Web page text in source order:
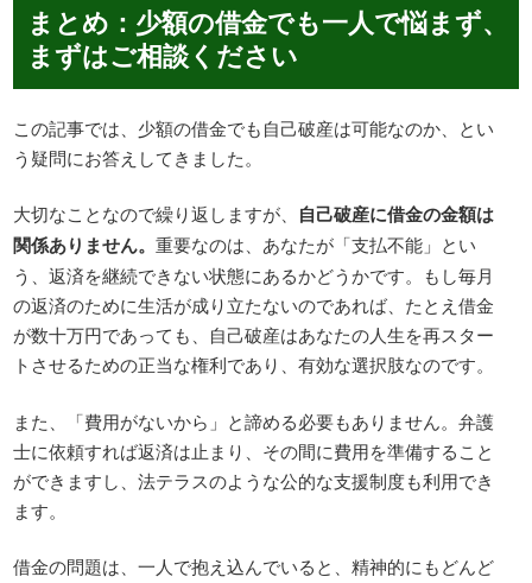
まとめ：少額の借金でも一人で悩まず、
まずはご相談ください
この記事では、少額の借金でも自己破産は可能なのか、とい
う疑問にお答えしてきました。
大切なことなので繰り返しますが、 自己破産に借金の金額は
関係ありません。重要なのは、あなたが「支払不能」とい
う、返済を継続できない状態にあるかどうかです。もし毎月
の返済のために生活が成り立たないのであれば、たとえ借金
が数十万円であっても、自己破産はあなたの人生を再スター
トさせるための正当な権利であり、有効な選択肢なのです。
また、「費用がないから」と諦める必要もありません。弁護
士に依頼すれば返済は止まり、その間に費用を準備すること
ができますし、法テラスのような公的な支援制度も利用でき
ます。
借金の問題は、一人で抱え込んでいると、精神的にもどんど